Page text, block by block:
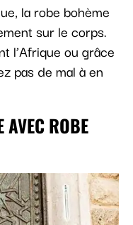
la robe bohème
sur le corps.
l’Afrique ou grâce
pas de mal à en
AVEC ROBE